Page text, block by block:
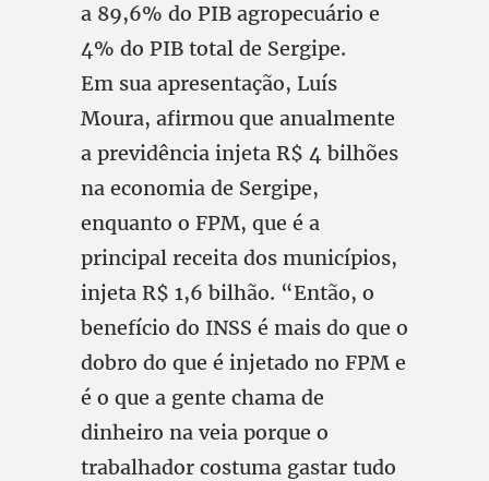
a 89,6% do PIB agropecuário e
4% do PIB total de Sergipe.
Em sua apresentação, Luís
Moura, afirmou que anualmente
a previdência injeta R$ 4 bilhões
na economia de Sergipe,
enquanto o FPM, que é a
principal receita dos municípios,
injeta R$ 1,6 bilhão. “Então, o
benefício do INSS é mais do que o
dobro do que é injetado no FPM e
é o que a gente chama de
dinheiro na veia porque o
trabalhador costuma gastar tudo